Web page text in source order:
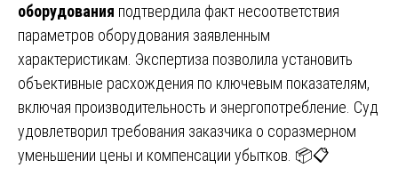
оборудования подтвердила факт несоответствия
параметров оборудования заявленным
характеристикам. Экспертиза позволила установить
объективные расхождения по ключевым показателям,
включая производительность и энергопотребление. Суд
удовлетворил требования заказчика о соразмерном
уменьшении цены и компенсации убытков. 📦📋